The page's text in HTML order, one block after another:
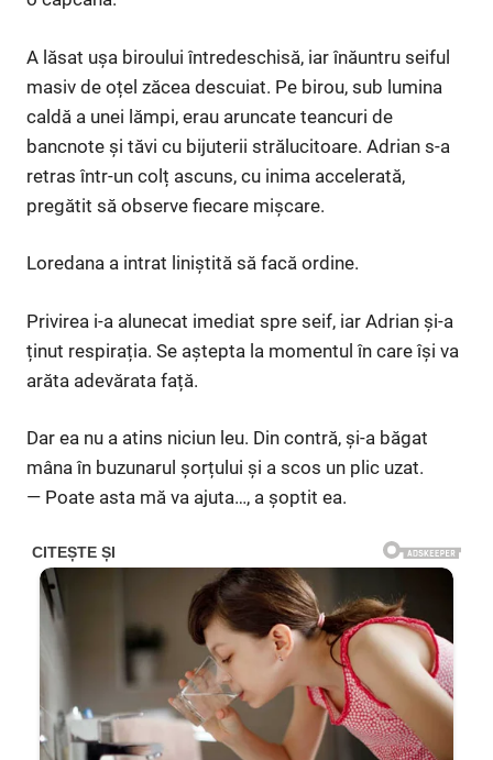
A lăsat ușa biroului întredeschisă, iar înăuntru seiful
masiv de oțel zăcea descuiat. Pe birou, sub lumina
caldă a unei lămpi, erau aruncate teancuri de
bancnote și tăvi cu bijuterii strălucitoare. Adrian s-a
retras într-un colț ascuns, cu inima accelerată,
pregătit să observe fiecare mișcare.
Loredana a intrat liniștită să facă ordine.
Privirea i-a alunecat imediat spre seif, iar Adrian și-a
ținut respirația. Se aștepta la momentul în care își va
arăta adevărata față.
Dar ea nu a atins niciun leu. Din contră, și-a băgat
mâna în buzunarul șorțului și a scos un plic uzat.
— Poate asta mă va ajuta…, a șoptit ea.